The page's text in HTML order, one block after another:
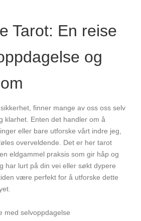
Tarot: En reise
og
finner mange av oss oss selv
klarhet. Enten det handler om å
eller bare utforske vårt indre jeg,
overveldende. Det er her tarot
eldgammel praksis som gir håp og
har lurt på din vei eller søkt dypere
være perfekt for å utforske dette
med selvoppdagelse